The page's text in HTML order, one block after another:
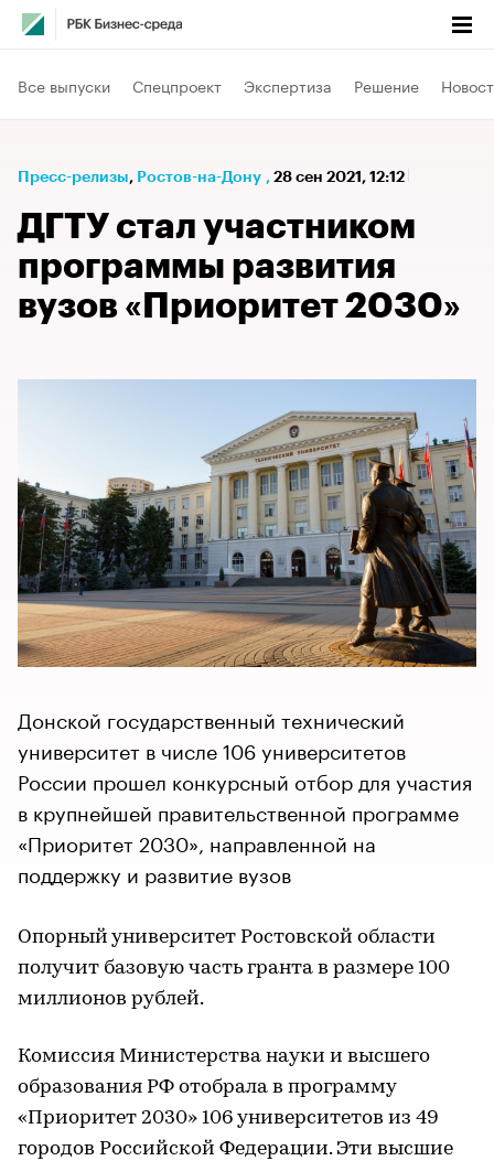
Все выпуски Спецпроект Экспертиза Решение
Пресс-релизы⁠, Ростов-на-Дону , 28 сен 2021, 12:12
ДГТУ стал участником
программы развития
вузов «Приоритет 2030»
Донской государственный технический
университет в числе 106 университетов
России прошел конкурсный отбор для участия
в крупнейшей правительственной программе
«Приоритет 2030», направленной на
поддержку и развитие вузов
Опорный университет Ростовской области
получит базовую часть гранта в размере 100
миллионов рублей.
Комиссия Министерства науки и высшего
образования РФ отобрала в программу
«Приоритет 2030» 106 университетов из 49
городов Российской Федерации. Эти высшие